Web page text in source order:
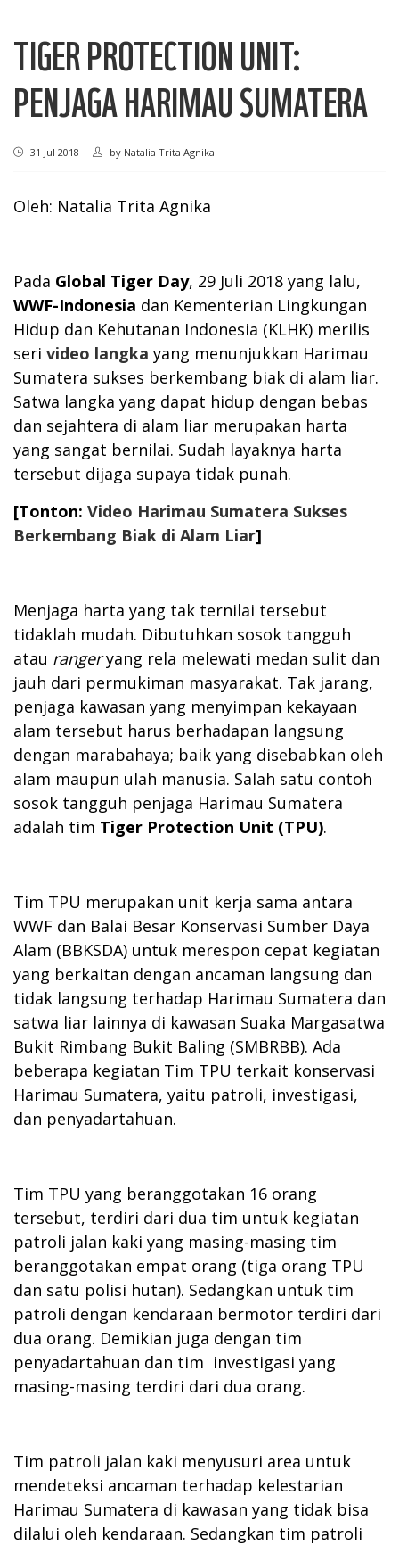
TIGER PROTECTION UNIT:
PENJAGA HARIMAU SUMATERA
31 Jul 2018 by Natalia Trita Agnika
Oleh: Natalia Trita Agnika
Pada Global Tiger Day, 29 Juli 2018 yang lalu,
WWF-Indonesia dan Kementerian Lingkungan
Hidup dan Kehutanan Indonesia (KLHK) merilis
seri video langka yang menunjukkan Harimau
Sumatera sukses berkembang biak di alam liar.
Satwa langka yang dapat hidup dengan bebas
dan sejahtera di alam liar merupakan harta
yang sangat bernilai. Sudah layaknya harta
tersebut dijaga supaya tidak punah.
[Tonton: Video Harimau Sumatera Sukses
Berkembang Biak di Alam Liar]
Menjaga harta yang tak ternilai tersebut
tidaklah mudah. Dibutuhkan sosok tangguh
atau rangeryang rela melewati medan sulit dan
jauh dari permukiman masyarakat. Tak jarang,
penjaga kawasan yang menyimpan kekayaan
alam tersebut harus berhadapan langsung
dengan marabahaya; baik yang disebabkan oleh
alam maupun ulah manusia. Salah satu contoh
sosok tangguh penjaga Harimau Sumatera
adalah tim Tiger Protection Unit (TPU).
Tim TPU merupakan unit kerja sama antara
WWF dan Balai Besar Konservasi Sumber Daya
Alam (BBKSDA) untuk merespon cepat kegiatan
yang berkaitan dengan ancaman langsung dan
tidak langsung terhadap Harimau Sumatera dan
satwa liar lainnya di kawasan Suaka Margasatwa
Bukit Rimbang Bukit Baling (SMBRBB). Ada
beberapa kegiatan Tim TPU terkait konservasi
Harimau Sumatera, yaitu patroli, investigasi,
dan penyadartahuan.
Tim TPU yang beranggotakan 16 orang
tersebut, terdiri dari dua tim untuk kegiatan
patroli jalan kaki yang masing-masing tim
beranggotakan empat orang (tiga orang TPU
dan satu polisi hutan). Sedangkan untuk tim
patroli dengan kendaraan bermotor terdiri dari
dua orang. Demikian juga dengan tim
penyadartahuan dan tim investigasi yang
masing-masing terdiri dari dua orang.
Tim patroli jalan kaki menyusuri area untuk
mendeteksi ancaman terhadap kelestarian
Harimau Sumatera di kawasan yang tidak bisa
dilalui oleh kendaraan. Sedangkan tim patroli